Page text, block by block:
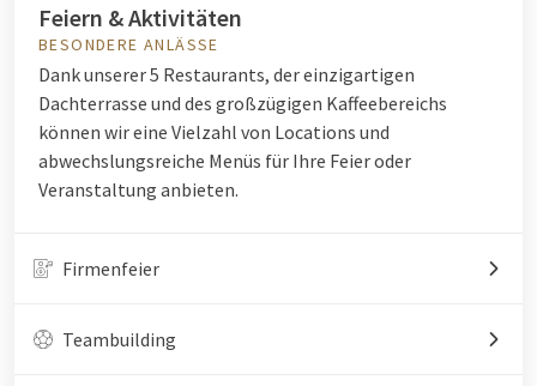
Feiern & Aktivitäten
BESONDERE ANLÄSSE
Dank unserer 5 Restaurants, der einzigartigen
Dachterrasse und des großzügigen Kaffeebereichs
können wir eine Vielzahl von Locations und
abwechslungsreiche Menüs für Ihre Feier oder
Veranstaltung anbieten.
Firmenfeier
Teambuilding